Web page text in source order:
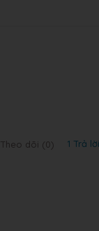
Theo dõi (0) 1 Trả lời